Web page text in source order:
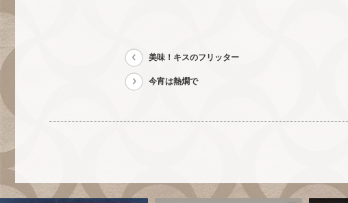
美味！キスのフリッター
今宵は熱燗で